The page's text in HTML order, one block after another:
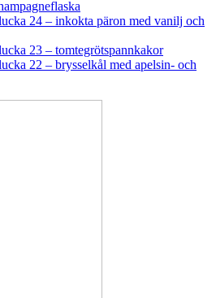
24 – inkokta päron med vanilj och
23 – tomtegrötspannkakor
22 – brysselkål med apelsin- och